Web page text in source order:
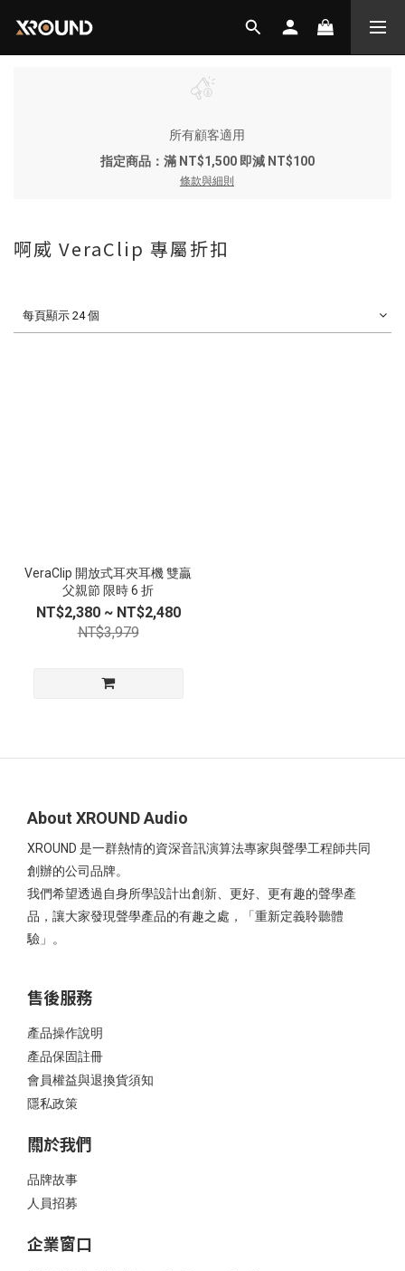
所有顧客適用
指定商品：滿 NT$1,500 即減 NT$100
條款與細則
啊威 VeraClip 專屬折扣
每頁顯示 24 個
VeraClip 開放式耳夾耳機 雙贏
父親節 限時 6 折
NT$2,380 ~ NT$2,480
NT$3,979
About XROUND Audio
XROUND 是一群熱情的資深音訊演算法專家與聲學工程師共同
創辦的公司品牌。
我們希望透過自身所學設計出創新、更好、更有趣的聲學產
品，讓大家發現聲學產品的有趣之處，「重新定義聆聽體
驗」。
售後服務
產品操作說明
產品保固註冊
會員權益與退換貨須知
隱私政策
關於我們
品牌故事
人員招募
企業窗口